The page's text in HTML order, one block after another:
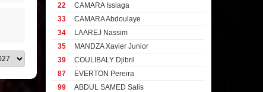
22
CAMARA Issiaga
33
CAMARA Abdoulaye
34
LAAREJ Nassim
35
MANDZA Xavier Junior
39
COULIBALY Djibril
87
EVERTON Pereira
99
ABDUL SAMED Salis